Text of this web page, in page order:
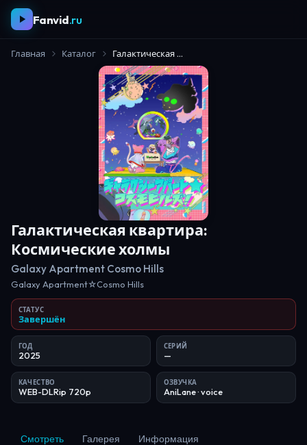
Fanvid.ru
Главная Каталог Галактическая квартира: Космические холмы
Галактическая квартира:
Космические холмы
Galaxy Apartment Cosmo Hills
Galaxy Apartment☆Cosmo Hills
СТАТУС
Завершён
ГОД
2025
СЕРИЙ
—
КАЧЕСТВО
WEB-DLRip 720p
ОЗВУЧКА
AniLane· voice
Смотреть Галерея Информация